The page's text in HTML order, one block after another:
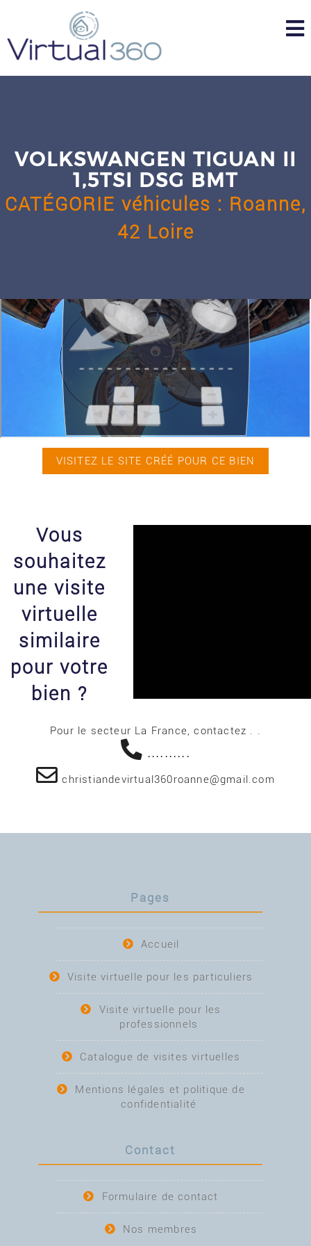
content
VOLKSWANGEN TIGUAN II
1,5TSI DSG BMT
CATÉGORIE véhicules : Roanne,
42 Loire
VISITEZ LE SITE CRÉÉ POUR CE BIEN
Vous
souhaitez
une visite
virtuelle
similaire
pour votre
bien ?
Pour le secteur La France, contactez . .
..........
christiandevirtual360roanne@gmail.com
Pages
Accueil
Visite virtuelle pour les particuliers
Visite virtuelle pour les
professionnels
Catalogue de visites virtuelles
Mentions légales et politique de
confidentialité
Contact
Formulaire de contact
Nos membres